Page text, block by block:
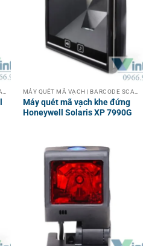
Máy quét mã vạch khe đứng
Honeywell Solaris XP 7990G